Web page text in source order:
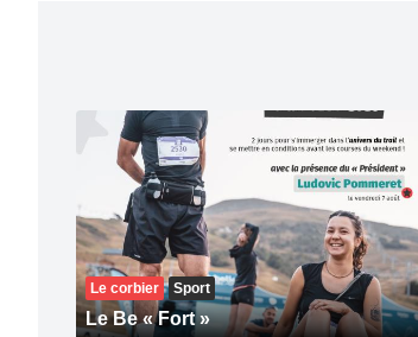
Le corbier Sport
Le Be « Fort »